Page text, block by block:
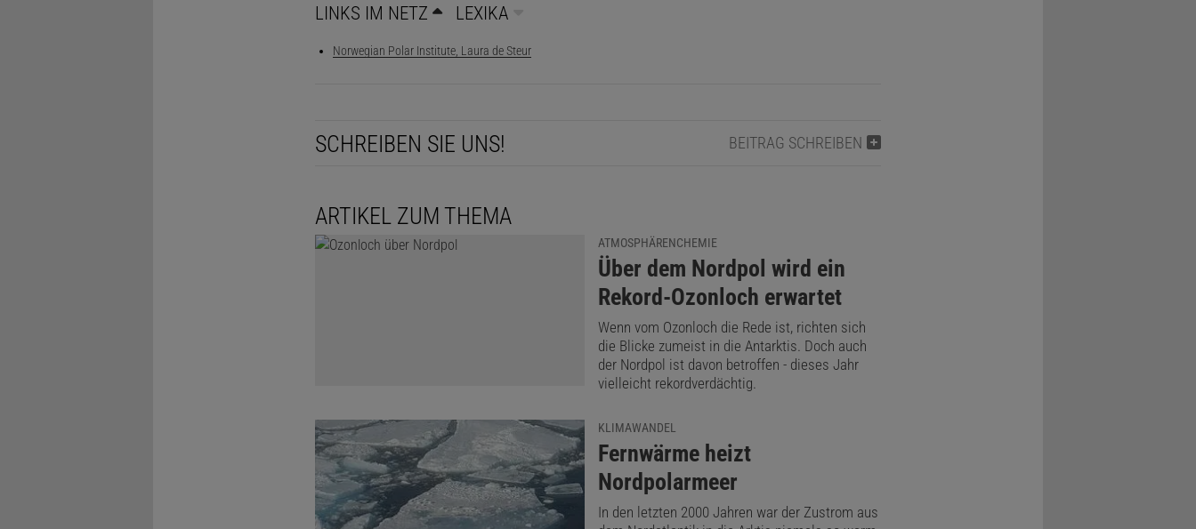
LINKS IM NETZ LEXIKA
Norwegian Polar Institute, Laura de Steur
SCHREIBEN SIE UNS! BEITRAG SCHREIBEN
ARTIKEL ZUM THEMA
ATMOSPHÄRENCHEMIE
:
Über dem Nordpol wird ein
Rekord-Ozonloch erwartet
Wenn vom Ozonloch die Rede ist, richten sich
die Blicke zumeist in die Antarktis. Doch auch
der Nordpol ist davon betroffen - dieses Jahr
vielleicht rekordverdächtig.
KLIMAWANDEL
:
Fernwärme heizt
Nordpolarmeer
In den letzten 2000 Jahren war der Zustrom aus